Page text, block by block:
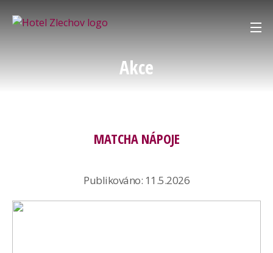
Akce
MATCHA NÁPOJE
Publikováno: 11.5.2026